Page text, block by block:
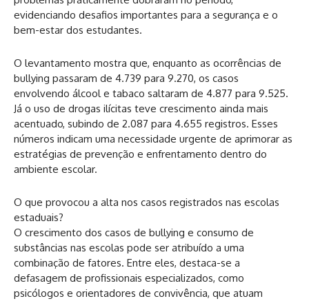
evidenciando desafios importantes para a segurança e o
bem-estar dos estudantes.
O levantamento mostra que, enquanto as ocorrências de
bullying passaram de 4.739 para 9.270, os casos
envolvendo álcool e tabaco saltaram de 4.877 para 9.525.
Já o uso de drogas ilícitas teve crescimento ainda mais
acentuado, subindo de 2.087 para 4.655 registros. Esses
números indicam uma necessidade urgente de aprimorar as
estratégias de prevenção e enfrentamento dentro do
ambiente escolar.
O que provocou a alta nos casos registrados nas escolas
estaduais?
O crescimento dos casos de bullying e consumo de
substâncias nas escolas pode ser atribuído a uma
combinação de fatores. Entre eles, destaca-se a
defasagem de profissionais especializados, como
psicólogos e orientadores de convivência, que atuam